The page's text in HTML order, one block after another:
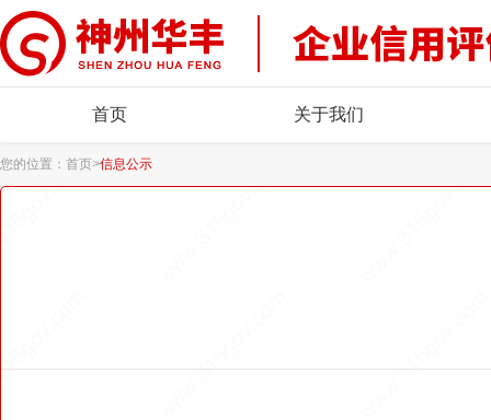
首页 关于我们
您的位置： 首页>信息公示